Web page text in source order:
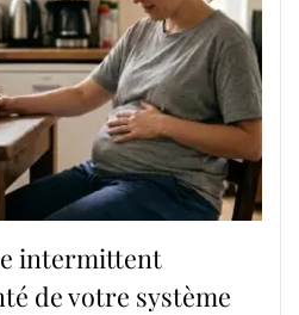
intermittent
de votre système